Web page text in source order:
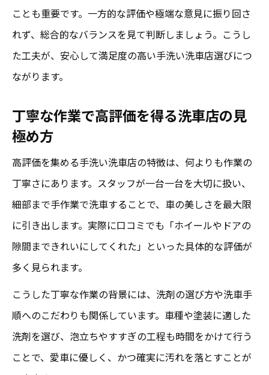
ことも重要です。一方的な評価や極端な意見に振り回さ
れず、総合的なバランスを見て判断しましょう。こうし
た工夫が、安心して満足度の高い手洗い洗車店選びにつ
ながります。
丁寧な作業で高評価を得る洗車店の見
極め方
高評価を集める手洗い洗車店の特徴は、何よりも作業の
丁寧さにあります。スタッフが一台一台を大切に扱い、
細部まで手作業で洗車することで、車の美しさを最大限
に引き出します。実際に口コミでも「ホイールやドアの
隙間まできれいにしてくれた」といった具体的な評価が
多く見られます。
こうした丁寧な作業の背景には、洗剤の選び方や洗車手
順へのこだわりも関係しています。車種や塗装に適した
洗剤を選び、泡立ちやすすぎの工程も時間をかけて行う
ことで、愛車に優しく、かつ確実に汚れを落とすことが